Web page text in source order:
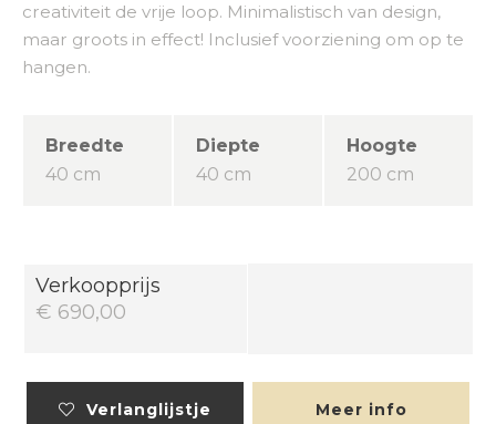
creativiteit de vrije loop. Minimalistisch van design,
maar groots in effect! Inclusief voorziening om op te
hangen.
Breedte
40 cm
Diepte
40 cm
Hoogte
200 cm
Verkoopprijs
€ 690,00
Verlanglijstje Meer info